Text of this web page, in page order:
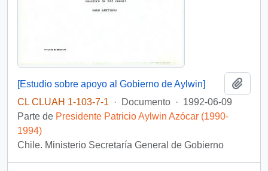
[Estudio sobre apoyo al Gobierno de Aylwin]
CL CLUAH 1-103-7-1
· Documento · 1992-06-09
Parte de Presidente Patricio Aylwin Azócar (1990-
1994)
Chile. Ministerio Secretaría General de Gobierno